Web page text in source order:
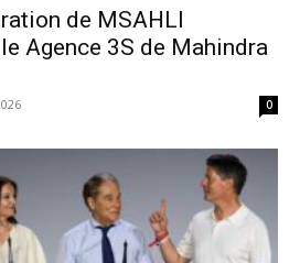
de MSAHLI
Agence 3S de Mahindra
0